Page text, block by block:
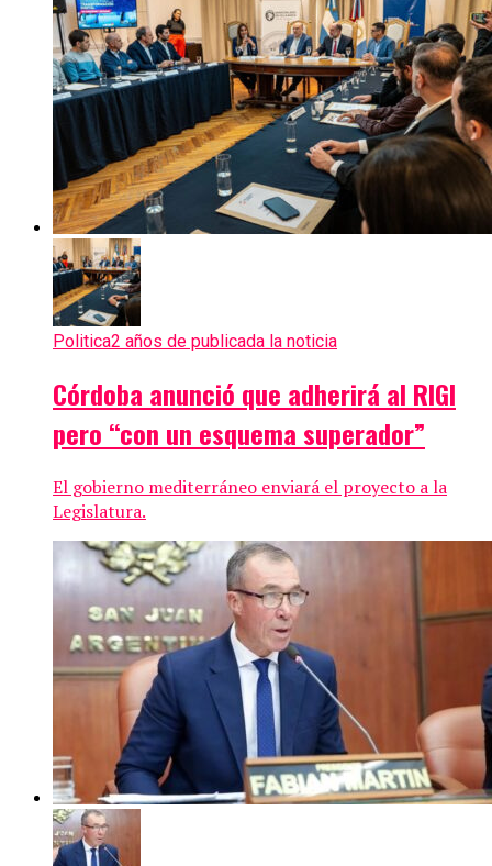
Politica2 años de publicada la noticia
Córdoba anunció que adherirá al RIGI
pero “con un esquema superador”
El gobierno mediterráneo enviará el proyecto a la
Legislatura.